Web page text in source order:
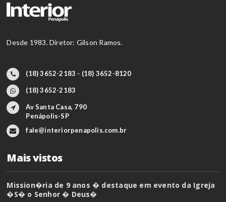
Desde 1983. Diretor: Gilson Ramos.
(18) 3652-2183 - (18) 3652-8120
(18) 3652-2183
Av Santa Casa, 790
Penápolis-SP
fale@interiorpenapolis.com.br
Mais vistos
Mission�ria de 9 anos � destaque em evento da Igreja
�S� o Senhor � Deus�